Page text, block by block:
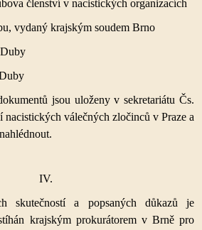
členství v nacistických organizacích
vydaný krajským soudem Brno
jsou uloženy v sekretariátu Čs.
nacistických válečných zločinců v Praze a
IV.
skutečností a popsaných důkazů je
krajským prokurátorem v Brně pro